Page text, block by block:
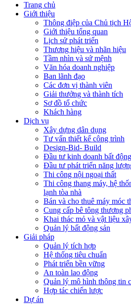
Trang chủ
Giới thiệu
Thông điệp của Chủ tịch
Giới thiệu tổng quan
Lịch sử phát triển
Thương hiệu và nhãn hiệu
Tầm nhìn và sứ mệnh
Văn hóa doanh nghiệp
Ban lãnh đạo
Các đơn vị thành viên
Giải thưởng và thành tích
Sơ đồ tổ chức
Khách hàng
Dịch vụ
Xây dựng dân dụng
Tư vấn thiết kế công trình
Design-Bid- Build
Đầu tư kinh doanh bất
Đầu tư phát triển năng
Thi công nội ngoại thất
Thi công thang máy, hệ
lạnh tòa nhà
Bán và cho thuê máy móc
Cung cấp bê tông thương
Khai thác mỏ và vật liệu
Quản lý bất động sản
Giải pháp
Quản lý tích hợp
Hệ thống tiêu chuẩn
Phát triển bền vững
An toàn lao động
Quản lý mô hình thông tin
Hợp tác chiến lược
Dự án